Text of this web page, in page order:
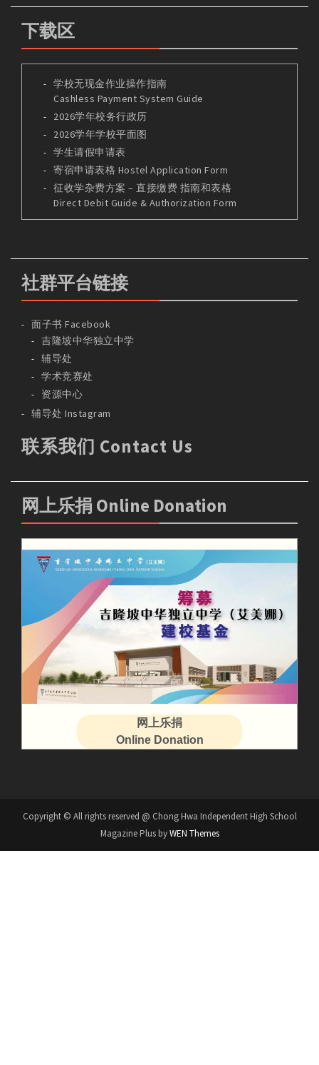
下载区
学校无现金作业操作指南
Cashless Payment System Guide
2026学年校务行政历
2026学年学校平面图
学生请假申请表
寄宿申请表格 Hostel Application Form
征收学杂费方案 – 直接缴费 指南和表格
Direct Debit Guide & Authorization Form
社群平台链接
面子书 Facebook
吉隆坡中华独立中学
辅导处
学术竞赛处
资源中心
辅导处 Instagram
联系我们 Contact Us
网上乐捐 Online Donation
网上乐捐
Online Donation
Copyright © All rights reserved @ Chong Hwa Independent High School
Magazine Plus byWEN Themes